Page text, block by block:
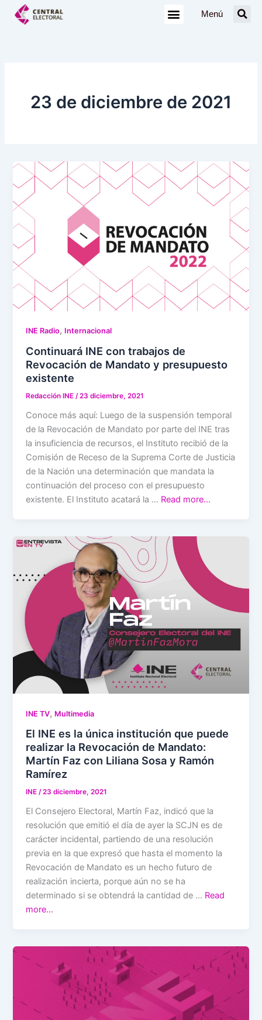
Menú
23 de diciembre de 2021
INE Radio, Internacional
Continuará INE con trabajos de
Revocación de Mandato y presupuesto
existente
Redacción INE/23 diciembre, 2021
Conoce más aquí: Luego de la suspensión temporal
de la Revocación de Mandato por parte del INE tras
la insuficiencia de recursos, el Instituto recibió de la
Comisión de Receso de la Suprema Corte de Justicia
de la Nación una determinación que mandata la
continuación del proceso con el presupuesto
existente. El Instituto acatará la … Read more…
INE TV, Multimedia
El INE es la única institución que puede
realizar la Revocación de Mandato:
Martín Faz con Liliana Sosa y Ramón
Ramírez
INE/23 diciembre, 2021
El Consejero Electoral, Martín Faz, indicó que la
resolución que emitió el día de ayer la SCJN es de
carácter incidental, partiendo de una resolución
previa en la que expresó que hasta el momento la
Revocación de Mandato es un hecho futuro de
realización incierta, porque aún no se ha
determinado si se obtendrá la cantidad de … Read
more…